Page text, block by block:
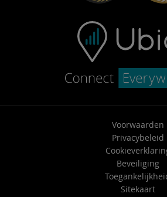
Voorwaarden
Privacybeleid
Beveiliging
Sitekaart